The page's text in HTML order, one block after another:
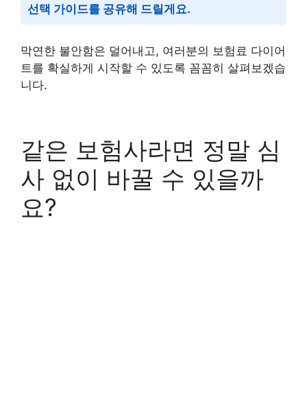
선택 가이드를 공유해 드릴게요.
막연한 불안함은 덜어내고, 여러분의 보험료 다이어
트를 확실하게 시작할 수 있도록 꼼꼼히 살펴보겠습
니다.
같은 보험사라면 정말 심
사 없이 바꿀 수 있을까
요?